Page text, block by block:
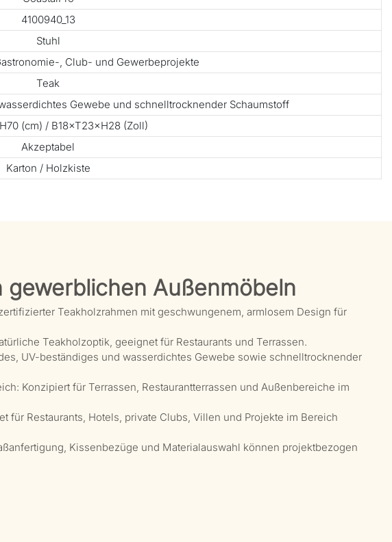
4100940_13
Stuhl
, Club- und Gewerbeprojekte
Teak
Gewebe und schnelltrocknender Schaumstoff
(cm) / B18×T23×H28 (Zoll)
Akzeptabel
Karton / Holzkiste
gewerblichen Außenmöbeln
Teakholzrahmen mit geschwungenem, armlosem Design für
Teakholzoptik, geeignet für Restaurants und Terrassen.
UV-beständiges und wasserdichtes Gewebe sowie schnelltrocknender
Konzipiert für Terrassen, Restaurantterrassen und Außenbereiche im
für Restaurants, Hotels, private Clubs, Villen und Projekte im Bereich
Kissenbezüge und Materialauswahl können projektbezogen